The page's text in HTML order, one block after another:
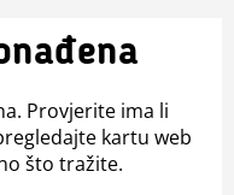
Provjerite ima li
kartu web
što tražite.